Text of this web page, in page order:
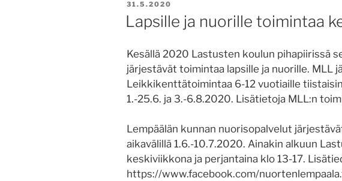
JULKAISTU
31.5.2020
Lapsille ja nuorille toimintaa
Kesällä 2020 Lastusten koulun pihapiirissä
järjestävät toimintaa lapsille ja nuorille. MLL
Leikkikenttätoimintaa 6-12 vuotiaille
1.-25.6. ja 3.-6.8.2020. Lisätietoja MLL:n
Lempäälän kunnan nuorisopalvelut
aikavälillä 1.6.-10.7.2020. Ainakin alkuun
keskiviikkona ja perjantaina klo 13-17.
https://www.facebook.com/